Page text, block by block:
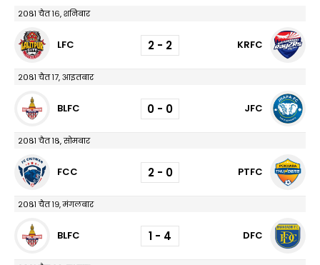
२०८१ चैत १६, शनिबार
LFC 2 - 2 KRFC
२०८१ चैत १७, आइतबार
BLFC 0 - 0 JFC
२०८१ चैत १८, सोमबार
FCC 2 - 0 PTFC
२०८१ चैत १९, मंगलबार
BLFC 1 - 4 DFC